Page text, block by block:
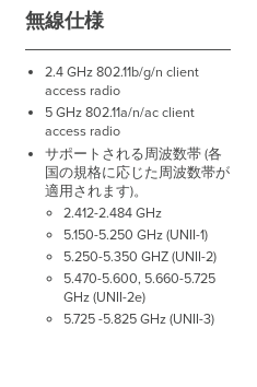
無線仕様
2.4 GHz 802.11b/g/n client
access radio
5 GHz 802.11a/n/ac client
access radio
サポートされる周波数帯 (各
国の規格に応じた周波数帯が
適用されます)。
2.412-2.484 GHz
5.150-5.250 GHz (UNII-1)
5.250-5.350 GHZ (UNII-2)
5.470-5.600, 5.660-5.725
GHz (UNII-2e)
5.725 -5.825 GHz (UNII-3)